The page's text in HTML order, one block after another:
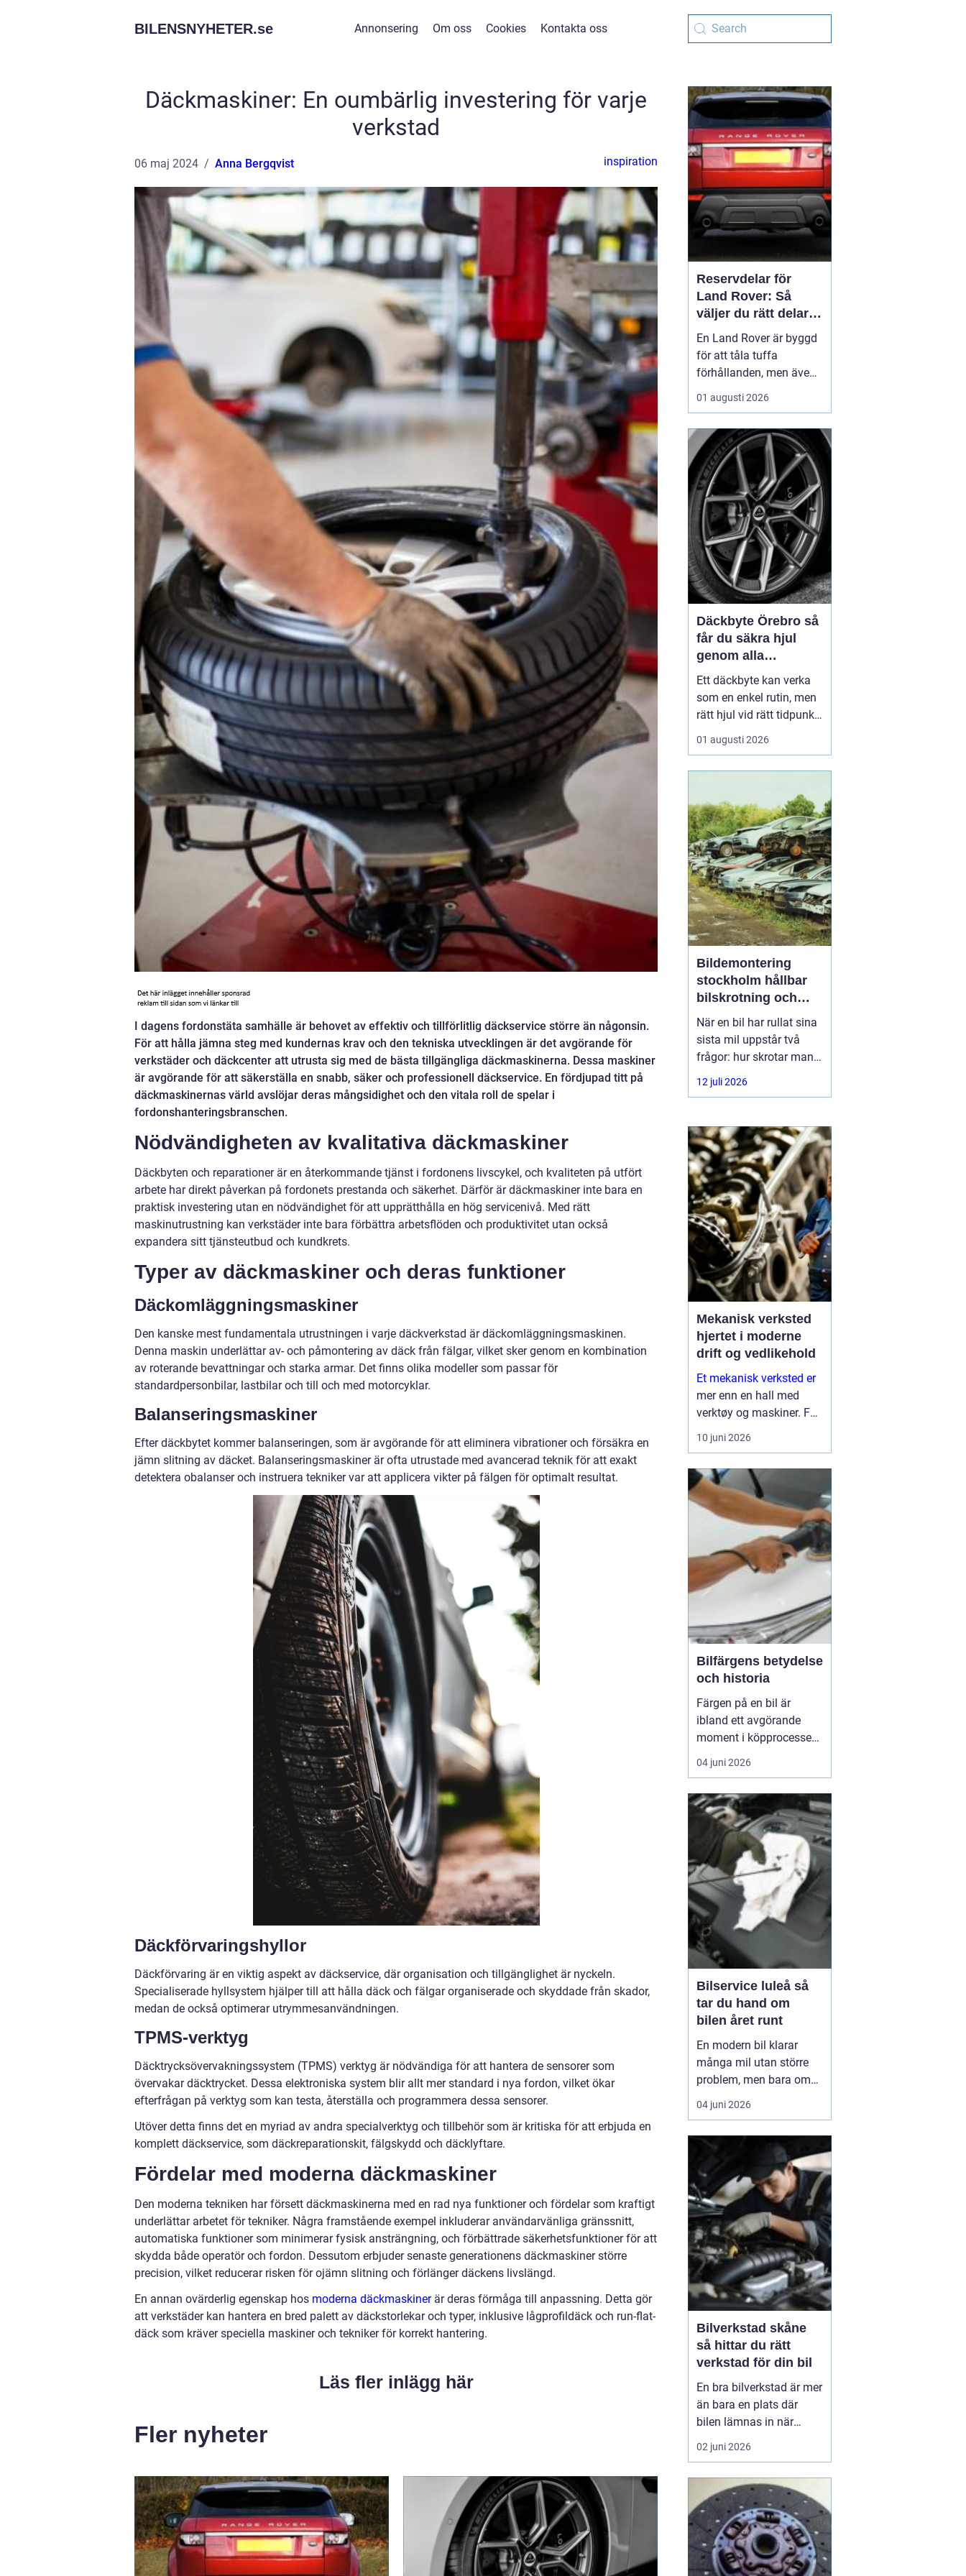
BILENSNYHETER.se Annonsering Om oss Cookies Kontakta oss
Däckmaskiner: En oumbärlig investering för varje
verkstad
06 maj 2024 Anna Bergqvist inspiration
I dagens fordonstäta samhälle är behovet av effektiv och tillförlitlig däckservice större än någonsin.
För att hålla jämna steg med kundernas krav och den tekniska utvecklingen är det avgörande för
verkstäder och däckcenter att utrusta sig med de bästa tillgängliga däckmaskinerna. Dessa maskiner
är avgörande för att säkerställa en snabb, säker och professionell däckservice. En fördjupad titt på
däckmaskinernas värld avslöjar deras mångsidighet och den vitala roll de spelar i
fordonshanteringsbranschen.
Nödvändigheten av kvalitativa däckmaskiner
Däckbyten och reparationer är en återkommande tjänst i fordonens livscykel, och kvaliteten på utfört
arbete har direkt påverkan på fordonets prestanda och säkerhet. Därför är däckmaskiner inte bara en
praktisk investering utan en nödvändighet för att upprätthålla en hög servicenivå. Med rätt
maskinutrustning kan verkstäder inte bara förbättra arbetsflöden och produktivitet utan också
expandera sitt tjänsteutbud och kundkrets.
Typer av däckmaskiner och deras funktioner
Däckomläggningsmaskiner
Den kanske mest fundamentala utrustningen i varje däckverkstad är däckomläggningsmaskinen.
Denna maskin underlättar av- och påmontering av däck från fälgar, vilket sker genom en kombination
av roterande bevattningar och starka armar. Det finns olika modeller som passar för
standardpersonbilar, lastbilar och till och med motorcyklar.
Balanseringsmaskiner
Efter däckbytet kommer balanseringen, som är avgörande för att eliminera vibrationer och försäkra en
jämn slitning av däcket. Balanseringsmaskiner är ofta utrustade med avancerad teknik för att exakt
detektera obalanser och instruera tekniker var att applicera vikter på fälgen för optimalt resultat.
Däckförvaringshyllor
Däckförvaring är en viktig aspekt av däckservice, där organisation och tillgänglighet är nyckeln.
Specialiserade hyllsystem hjälper till att hålla däck och fälgar organiserade och skyddade från skador,
medan de också optimerar utrymmesanvändningen.
TPMS-verktyg
Däcktrycksövervakningssystem (TPMS) verktyg är nödvändiga för att hantera de sensorer som
övervakar däcktrycket. Dessa elektroniska system blir allt mer standard i nya fordon, vilket ökar
efterfrågan på verktyg som kan testa, återställa och programmera dessa sensorer.
Utöver detta finns det en myriad av andra specialverktyg och tillbehör som är kritiska för att erbjuda en
komplett däckservice, som däckreparationskit, fälgskydd och däcklyftare.
Fördelar med moderna däckmaskiner
Den moderna tekniken har försett däckmaskinerna med en rad nya funktioner och fördelar som kraftigt
underlättar arbetet för tekniker. Några framstående exempel inkluderar användarvänliga gränssnitt,
automatiska funktioner som minimerar fysisk ansträngning, och förbättrade säkerhetsfunktioner för att
skydda både operatör och fordon. Dessutom erbjuder senaste generationens däckmaskiner större
precision, vilket reducerar risken för ojämn slitning och förlänger däckens livslängd.
En annan ovärderlig egenskap hos moderna däckmaskinerär deras förmåga till anpassning. Detta gör
att verkstäder kan hantera en bred palett av däckstorlekar och typer, inklusive lågprofildäck och run-flat-
däck som kräver speciella maskiner och tekniker för korrekt hantering.
Läs fler inlägg här
Fler nyheter
Reservdelar för
Land Rover: Så
väljer du rätt delar
för lång livslängd
och trygg körning
En Land Rover är byggd
för att tåla tuffa
förhållanden, men även
den mest robusta bil
slits med tiden. När
drivlina börjar ge sig
avgör valet av delar hur
bilen kommer att fu...
01 augusti 2026
Däckbyte Örebro så
får du säkra hjul
genom alla
säsonger
Ett däckbyte kan verka
som en enkel rutin, men
rätt hjul vid rätt tidpunkt
är avgörande för både
säkerhet, komfort och
snabbt och somrarna
bjuda på både regn och
hetta, behöver bilägare
ha koll på lagar, vä...
01 augusti 2026
Bildemontering
stockholm hållbar
bilskrotning och
smart reservdelsjakt
När en bil har rullat sina
sista mil uppstår två
frågor: hur skrotar man
den på ett korrekt sätt,
och hur tar man tillvara
fortfarande fungerar? I
storstadsområdet kring
Stockholm har behovet
av
12 juli 2026
Mekanisk verksted
hjertet i moderne
drift og vedlikehold
Et mekanisk verksted er
mer enn en hall med
verktøy og maskiner. For
mange bedrifter er
verkstedet selve
gjør at produksjon,
anleggsdrift og transport
ikke stopper opp. Her k...
10 juni 2026
Bilfärgens betydelse
och historia
Färgen på en bil är
ibland ett avgörande
moment i köpprocessen,
men det handlar om mer
än bara estetik. Bilfärg
vetenskap och konst,
med en lång historia där
varje kulör b&...
04 juni 2026
Bilservice luleå så
tar du hand om
bilen året runt
En modern bil klarar
många mil utan större
problem, men bara om
service och underhåll
sköts i tid. I ett klimat
kalla vintrar, saltade
vägar och snabba
skiftningar i temperatur,
ställs bilen inför extra
hårda påfrestningar.
Därfö...
04 juni 2026
Bilverkstad skåne
så hittar du rätt
verkstad för din bil
En bra bilverkstad är mer
än bara en plats där
bilen lämnas in när
något går sönder. För
många bilägare i Skåne
verkstad om trygghet,
vardagslogistik och i
längden också om
ekonomi. En bil som
servas regelbundet håller
02 juni 2026